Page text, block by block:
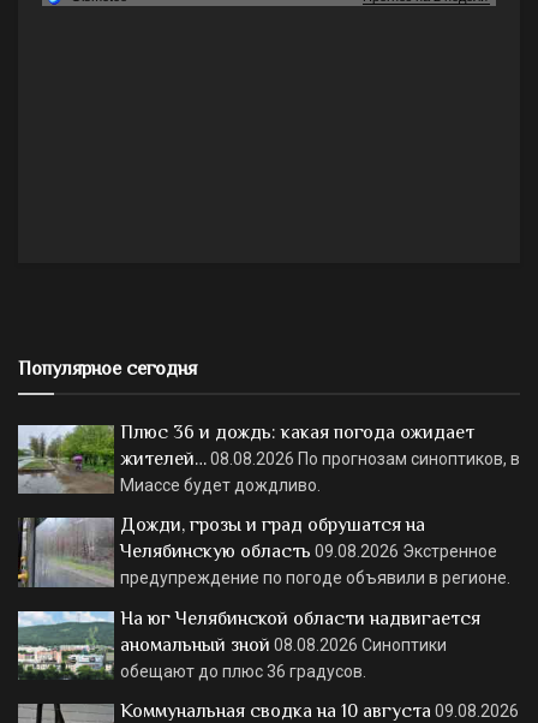
Популярное сегодня
Плюс 36 и дождь: какая погода ожидает
жителей…08.08.2026 По прогнозам синоптиков, в
Миассе будет дождливо.
Дожди, грозы и град обрушатся на
Челябинскую область 09.08.2026 Экстренное
предупреждение по погоде объявили в регионе.
На юг Челябинской области надвигается
аномальный зной 08.08.2026 Синоптики
обещают до плюс 36 градусов.
Коммунальная сводка на 10 августа 09.08.2026